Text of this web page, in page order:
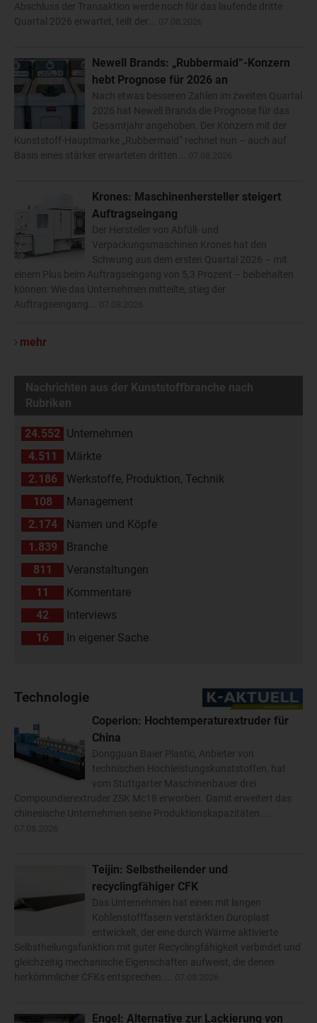
Abschluss der Transaktion werde noch für das laufende dritte
Quartal 2026 erwartet, teilt der...
Newell Brands: „Rubbermaid“-Konzern
hebt Prognose für 2026 an
Nach etwas besseren Zahlen im zweiten Quartal
2026 hat Newell Brands die Prognose für das
Gesamtjahr angehoben. Der Konzern mit der
Kunststoff-Hauptmarke „Rubbermaid“ rechnet nun – auch auf
Basis eines stärker erwarteten dritten...
Krones: Maschinenhersteller steigert
Auftragseingang
Der Hersteller von Abfüll- und
Verpackungsmaschinen Krones hat den
Schwung aus dem ersten Quartal 2026 – mit
einem Plus beim Auftragseingang von 5,3 Prozent – beibehalten
können: Wie das Unternehmen mitteilte, stieg der
Auftragseingang...
mehr
Nachrichten aus der Kunststoffbranche nach
Rubriken
24.552 Unternehmen
4.511
Märkte
2.186
Werkstoffe, Produktion, Technik
108
Management
2.174
Namen und Köpfe
1.839
Branche
811
Veranstaltungen
11
Kommentare
42
Interviews
16
In eigener Sache
Technologie
Coperion: Hochtemperaturextruder für
China
Dongguan Baier Plastic, Anbieter von
technischen Hochleistungskunststoffen, hat
vom Stuttgarter Maschinenbauer drei
Compoundierextruder ZSK Mc18 erworben. Damit erweitert das
chinesische Unternehmen seine Produktionskapazitäten....
Teijin: Selbstheilender und
recyclingfähiger CFK
Das Unternehmen hat einen mit langen
Kohlenstofffasern verstärkten Duroplast
entwickelt, der eine durch Wärme aktivierte
Selbstheilungsfunktion mit guter Recyclingfähigkeit verbindet und
gleichzeitig mechanische Eigenschaften aufweist, die denen
herkömmlicher CFKs entsprechen....
Engel: Alternative zur Lackierung von